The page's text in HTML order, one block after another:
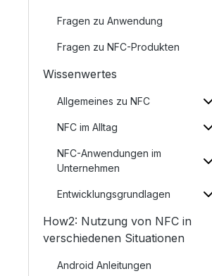
Fragen zu Anwendung
Fragen zu NFC-Produkten
Wissenwertes
Allgemeines zu NFC
NFC im Alltag
NFC-Anwendungen im
Unternehmen
Entwicklungsgrundlagen
How2: Nutzung von NFC in
verschiedenen Situationen
Android Anleitungen